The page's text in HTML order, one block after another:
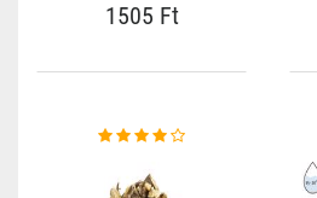
1505 Ft